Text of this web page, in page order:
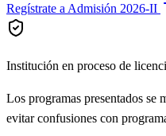
Regístrate a Admisión 2026-II
Institución en proceso de
Los programas presentados se
evitar confusiones con